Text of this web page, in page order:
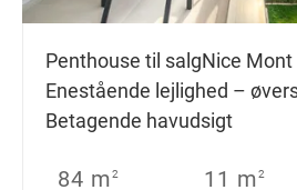
Penthouse til salgNice Mont
Enestående lejlighed –
Betagende havudsigt
84 m2 11 m2